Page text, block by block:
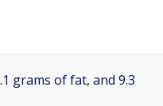
grams of fat, and 9.3